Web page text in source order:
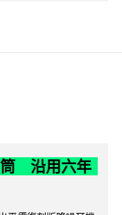
筒 沿用六年